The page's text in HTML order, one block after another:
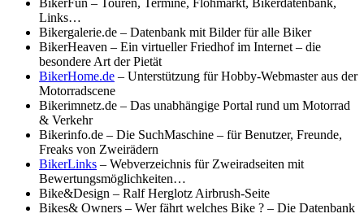
BikerFun – Touren, Termine, Flohmarkt, Bikerdatenbank,
Links…
Bikergalerie.de – Datenbank mit Bilder für alle Biker
BikerHeaven – Ein virtueller Friedhof im Internet – die
besondere Art der Pietät
BikerHome.de – Unterstützung für Hobby-Webmaster aus der
Motorradscene
Bikerimnetz.de – Das unabhängige Portal rund um Motorrad
& Verkehr
Bikerinfo.de – Die SuchMaschine – für Benutzer, Freunde,
Freaks von Zweirädern
BikerLinks – Webverzeichnis für Zweiradseiten mit
Bewertungsmöglichkeiten…
Bike&Design – Ralf Herglotz Airbrush-Seite
Bikes& Owners – Wer fährt welches Bike ? – Die Datenbank